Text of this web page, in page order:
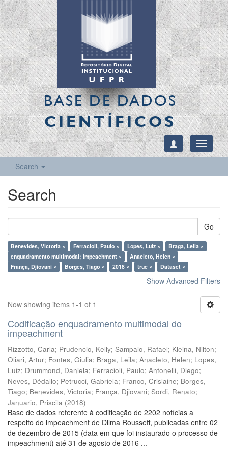
BASE DE DADOS
CIENTÍFICOS
Toggle
Search
Search
Go
Benevides, Victoria × Ferracioli, Paulo × Lopes, Luiz ×
Braga, Leila ×
enquadramento multimodal; impeachment ×
Anacleto, Helen ×
França, Djiovani ×
Borges, Tiago × 2018 × true × Dataset ×
Show Advanced Filters
Now showing items 1-1 of 1
Codificação enquadramento multimodal do
impeachment
Rizzotto, Carla; Prudencio, Kelly; Sampaio, Rafael; Kleina, Nilton;
Oliari, Artur; Fontes, Giulia; Braga, Leila; Anacleto, Helen; Lopes,
Luiz; Drummond, Daniela; Ferracioli, Paulo; Antonelli, Diego;
Neves, Dédallo; Petrucci, Gabriela; Franco, Crislaine; Borges,
Tiago; Benevides, Victoria; França, Djiovani; Sordi, Renato;
Januario, Priscila (2018)
Base de dados referente à codificação de 2202 notícias a
respeito do impeachment de Dilma Rousseff, publicadas entre 02
de dezembro de 2015 (data em que foi instaurado o processo de
impeachment) até 31 de agosto de 2016 ...